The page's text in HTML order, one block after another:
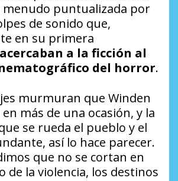
menudo puntualizada por
de sonido que,
en su primera
acercaban a la ficción al
del horror.
murmuran que Winden
más de una ocasión, y la
se rueda el pueblo y el
así lo hace parecer.
que no se cortan en
de la violencia, los destinos